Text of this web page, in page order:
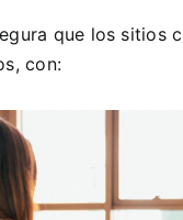
que los sitios
con: